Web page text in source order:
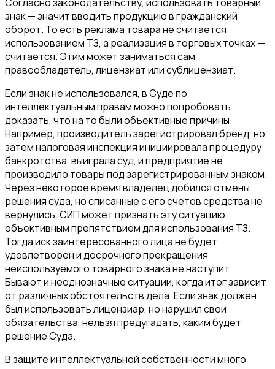
знак — значит вводить продукцию в гражданский
оборот. То есть реклама товара не считается
использованием ТЗ, а реализация в торговых точках —
считается. Этим может заниматься сам
правообладатель, лицензиат или сублицензиат.
Если знак не использовался, в Суде по
интеллектуальным правам можно попробовать
доказать, что на то были объективные причины.
Например, производитель зарегистрировал бренд, но
затем налоговая инспекция инициировала процедуру
банкротства, выиграла суд, и предприятие не
производило товары под зарегистрированным знаком.
Через некоторое время владелец добился отмены
решения суда, но списанные с его счетов средства не
вернулись. СИП может признать эту ситуацию
объективным препятствием для использования ТЗ.
Тогда иск заинтересованного лица не будет
удовлетворен и досрочного прекращения
неиспользуемого товарного знака не наступит.
Бывают и неоднозначные ситуации, когда итог зависит
от различных обстоятельств дела. Если знак должен
был использовать лицензиар, но нарушил свои
обязательства, нельзя предугадать, каким будет
решение Суда.
В защите интеллектуальной собственности много